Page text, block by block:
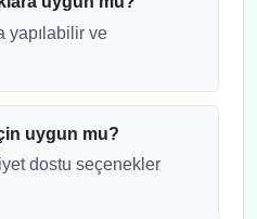
yapılabilir ve
uygun mu?
dostu seçenekler